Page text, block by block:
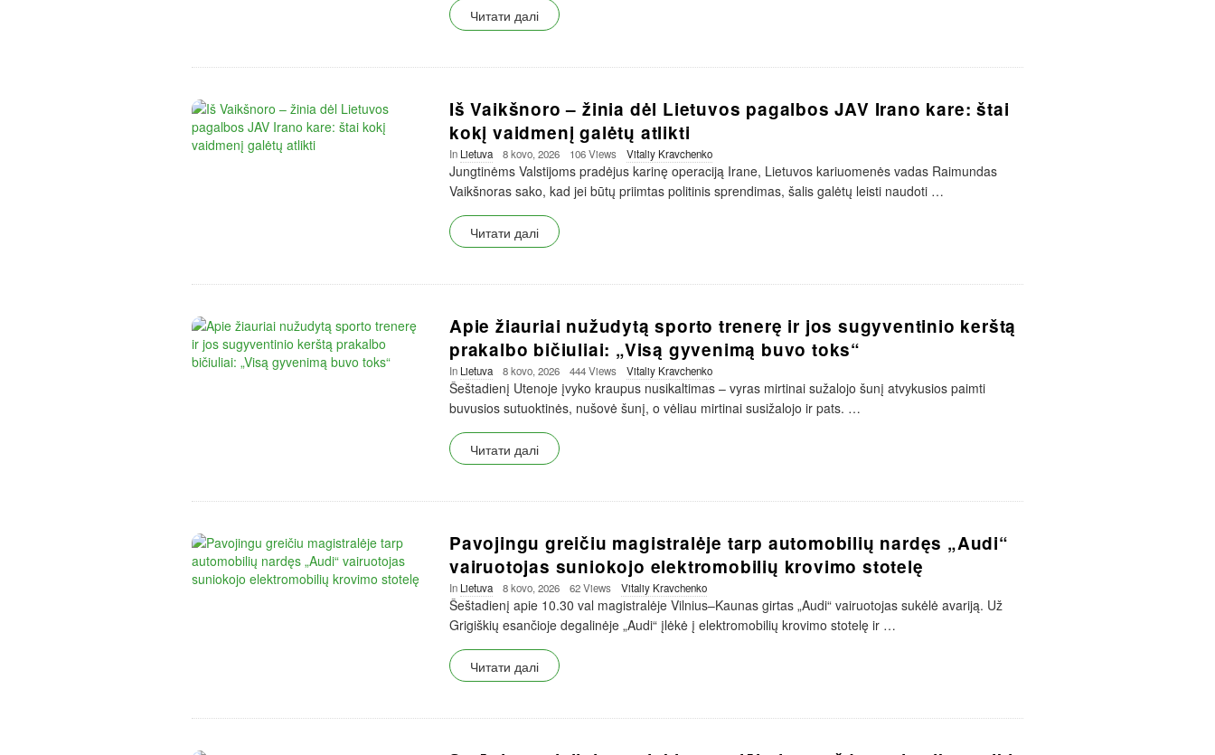
Читати далі
Iš Vaikšnoro – žinia dėl Lietuvos pagalbos JAV Irano kare: štai
kokį vaidmenį galėtų atlikti
In Lietuva 8 kovo, 2026 106 Views Vitaliy Kravchenko
Jungtinėms Valstijoms pradėjus karinę operaciją Irane, Lietuvos kariuomenės vadas Raimundas
Vaikšnoras sako, kad jei būtų priimtas politinis sprendimas, šalis galėtų leisti naudoti …
Читати далі
Apie žiauriai nužudytą sporto trenerę ir jos sugyventinio kerštą
prakalbo bičiuliai: „Visą gyvenimą buvo toks“
In Lietuva 8 kovo, 2026 444 Views Vitaliy Kravchenko
Šeštadienį Utenoje įvyko kraupus nusikaltimas – vyras mirtinai sužalojo šunį atvykusios paimti
buvusios sutuoktinės, nušovė šunį, o vėliau mirtinai susižalojo ir pats. …
Читати далі
Pavojingu greičiu magistralėje tarp automobilių nardęs „Audi“
vairuotojas suniokojo elektromobilių krovimo stotelę
In Lietuva 8 kovo, 2026 62 Views Vitaliy Kravchenko
Šeštadienį apie 10.30 val magistralėje Vilnius–Kaunas girtas „Audi“ vairuotojas sukėlė avariją. Už
Grigiškių esančioje degalinėje „Audi“ įlėkė į elektromobilių krovimo stotelę ir …
Читати далі